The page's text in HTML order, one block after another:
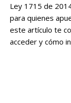
Ley 1715 de
para quienes
este artículo te
acceder y cómo